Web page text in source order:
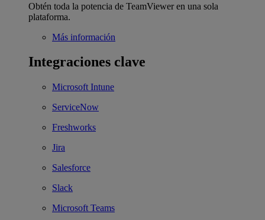
Obtén toda la potencia de TeamViewer en una sola
plataforma.
Más información
Integraciones clave
Microsoft Intune
ServiceNow
Freshworks
Jira
Salesforce
Slack
Microsoft Teams